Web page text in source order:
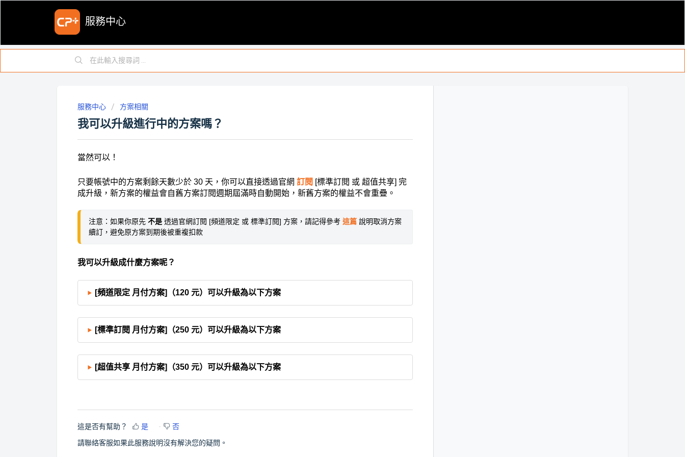
服務中心
服務中心 方案相關
我可以升級進行中的方案嗎？
當然可以！
只要帳號中的方案剩餘天數少於 30 天，你可以直接透過官網 訂閱 [標準訂閱 或 超值共享] 完
成升級， 新方案的權益會自舊方案訂閱週期屆滿時自動開始，新舊方案的權益不會重疊。
注意： 如果你原先 不是 透過官網訂閱 [頻道限定 或 標準訂閱] 方案，請記得參考 這篇 說明取消方案
續訂，避免原方案到期後被重複扣款
我可以升級成什麼方案呢？
[頻道限定 月付方案]（120 元）可以升級為以下方案
[標準訂閱 月付方案]（250 元）可以升級為以下方案
[超值共享 月付方案]（350 元）可以升級為以下方案
這是否有幫助？ 是
否
請聯絡客服如果此服務說明沒有解決您的疑問。